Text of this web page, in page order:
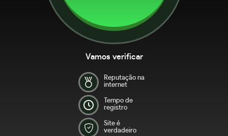
Vamos verificar
Reputação na
internet
Tempo de
registro
Site é
verdadeiro